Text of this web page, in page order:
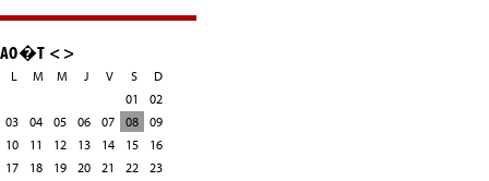
AO�T <>
L M M J V S
D
01
02
03
04 05 06 07 08
09
10
11 12 13 14 15
16
17
18 19 20 21 22
23